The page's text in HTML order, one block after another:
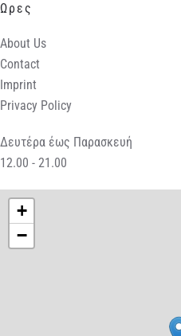
Ωρες
About Us
Contact
Imprint
Privacy Policy
Δευτέρα έως Παρασκευή
12.00 - 21.00
+
−